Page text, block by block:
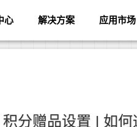
心 解决方案 应用市场
分赠品设置 | 如